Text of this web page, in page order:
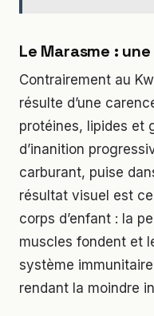
Le Marasme :
Contrairement au
résulte d’une
protéines, lipides et
d’inanition
carburant, puise
résultat visuel est
corps d’enfant : la
muscles fondent et
système
rendant la moindre